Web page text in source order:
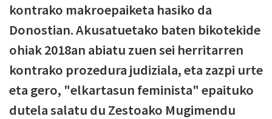
kontrako makroepaiketa hasiko da
Donostian. Akusatuetako baten bikotekide
ohiak 2018an abiatu zuen sei herritarren
kontrako prozedura judiziala, eta zazpi urte
eta gero, "elkartasun feminista" epaituko
dutela salatu du Zestoako Mugimendu